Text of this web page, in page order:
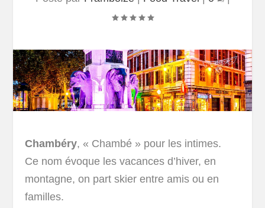
Chambéry, « Chambé » pour les intimes.
Ce nom évoque les vacances d’hiver, en
montagne, on part skier entre amis ou en
familles.